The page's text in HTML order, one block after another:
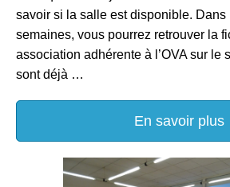
savoir si la salle est disponible. Dans
semaines, vous pourrez retrouver la
association adhérente à l’OVA sur le
sont déjà …
En savoir plus